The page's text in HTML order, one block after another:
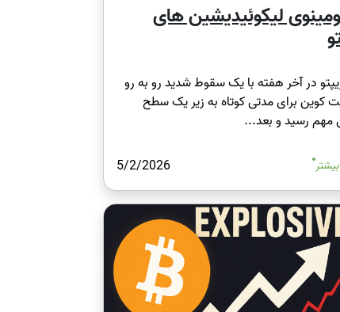
ليکوئيديشين های
در آخر هفته با يک سقوط شديد رو به ‌رو
کوين برای مدتی کوتاه به زير يک سطح
مهم رسید و بعد...
5/2/2026